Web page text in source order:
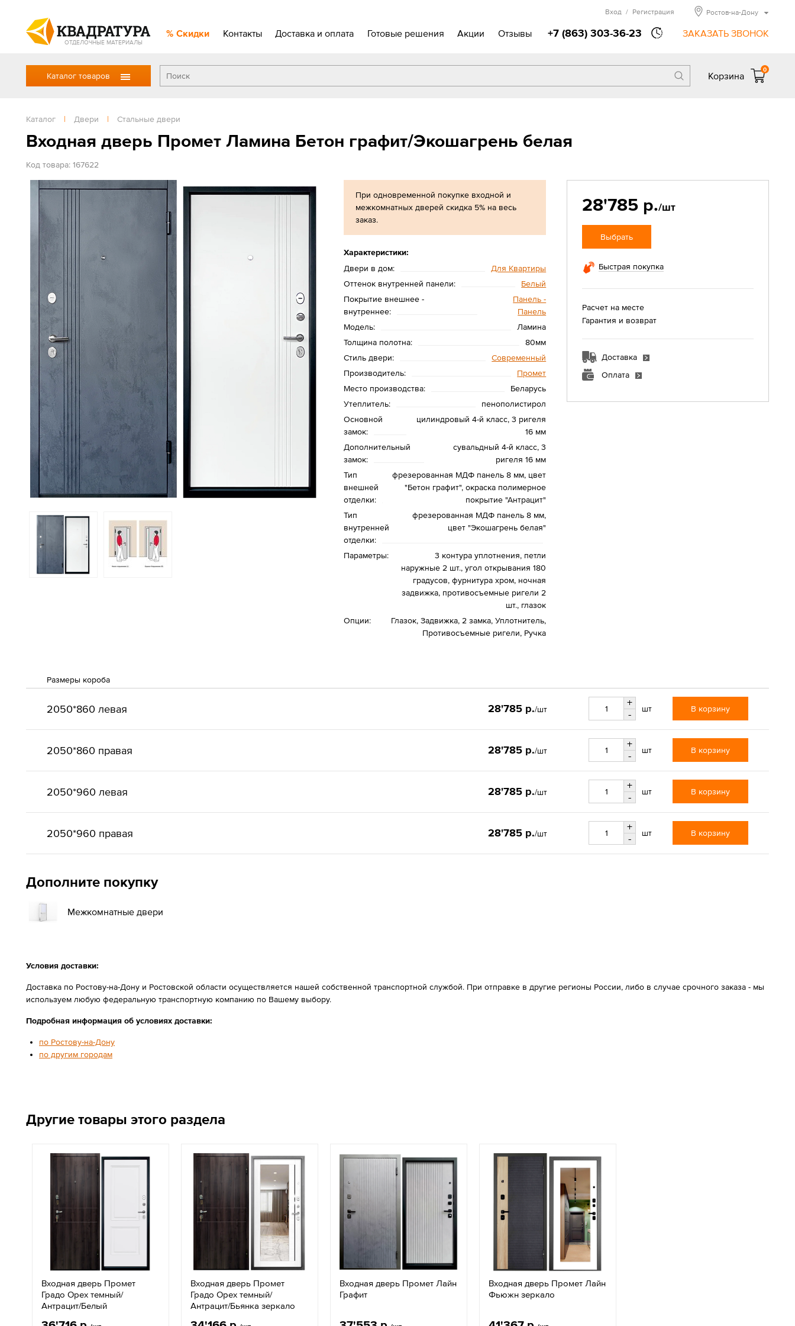
ОТДЕЛОЧНЫЕ МАТЕРИАЛЫ
Скидки Контакты Доставка и оплата Готовые решения Акции Отзывы +7 (863) 303-36-23 ЗАКАЗАТЬ ЗВОНОК
Вход / Регистрация Ростов-на-Дону
Каталог товаров Корзина
0
Каталог | Двери | Стальные двери
Входная дверь Промет Ламина Бетон графит/Экошагрень белая
Код товара: 167622
При одновременной покупке входной и
межкомнатных дверей скидка 5% на весь
заказ.
Характеристики:
Двери в дом:
Для Квартиры
Оттенок внутренней панели:
Белый
Покрытие внешнее -
внутреннее:
Панель -
Панель
Модель:
Ламина
Толщина полотна:
80мм
Стиль двери:
Современный
Производитель:
Промет
Место производства:
Беларусь
Утеплитель:
пенополистирол
Основной
замок:
цилиндровый 4-й класс, 3 ригеля
16 мм
Дополнительный
замок:
сувальдный 4-й класс, 3
ригеля 16 мм
Тип
внешней
отделки:
фрезерованная МДФ панель 8 мм, цвет
"Бетон графит", окраска полимерное
покрытие "Антрацит"
Тип
внутренней
отделки:
фрезерованная МДФ панель 8 мм,
цвет "Экошагрень белая"
Параметры:
3 контура уплотнения, петли
наружные 2 шт., угол открывания 180
градусов, фурнитура хром, ночная
задвижка, противосъемные ригели 2
шт., глазок
Опции:
Глазок, Задвижка, 2 замка, Уплотнитель,
Противосъемные ригели, Ручка
28'785 р./шт
Выбрать
Быстрая покупка
Расчет на месте
Гарантия и возврат
Доставка
Оплата
Размеры короба
2050*860 левая 28'785 р./шт
+
-
шт В корзину
2050*860 правая 28'785 р./шт
+
-
шт В корзину
2050*960 левая 28'785 р./шт
+
-
шт В корзину
2050*960 правая 28'785 р./шт
+
-
шт В корзину
Дополните покупку
Межкомнатные двери
Условия доставки:
Доставка по Ростову-на-Дону и Ростовской области осуществляется нашей собственной транспортной службой. При отправке в другие регионы России, либо в случае срочного заказа - мы
используем любую федеральную транспортную компанию по Вашему выбору.
Подробная информация об условиях доставки:
по Ростову-на-Дону
по другим городам
Другие товары этого раздела
Входная дверь Промет
Градо Орех темный/
Антрацит/Белый
Входная дверь Промет
Градо Орех темный/
Антрацит/Бьянка зеркало
Входная дверь Промет Лайн
Графит
Входная дверь Промет Лайн
Фьюжн зеркало